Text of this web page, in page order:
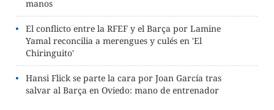
manos
El conflicto entre la RFEF y el Barça por Lamine
Yamal reconcilia a merengues y culés en 'El
Chiringuito'
Hansi Flick se parte la cara por Joan García tras
salvar al Barça en Oviedo: mano de entrenador